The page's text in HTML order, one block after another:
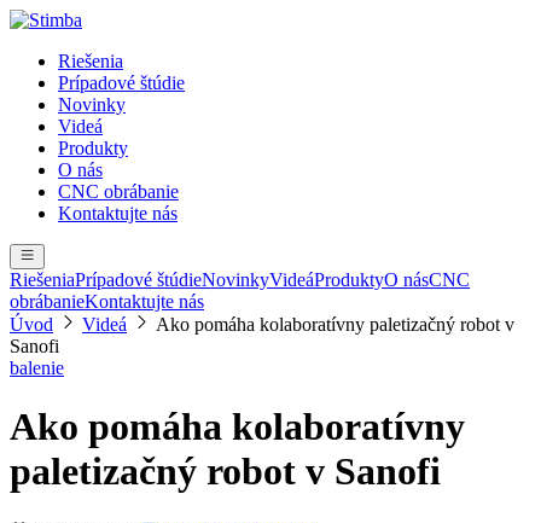
Riešenia
Prípadové štúdie
Novinky
Videá
Produkty
O nás
CNC obrábanie
Kontaktujte nás
RiešeniaPrípadové štúdieNovinkyVideáProduktyO násCNC
obrábanieKontaktujte nás
Úvod
Videá
Ako pomáha kolaboratívny paletizačný robot v
Sanofi
balenie
Ako pomáha kolaboratívny
paletizačný robot v Sanofi